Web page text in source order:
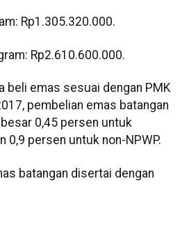
Rp1.305.320.000.
Rp2.610.600.000.
beli emas sesuai dengan PMK
pembelian emas batangan
0,45 persen untuk
0,9 persen untuk non-NPWP.
batangan disertai dengan